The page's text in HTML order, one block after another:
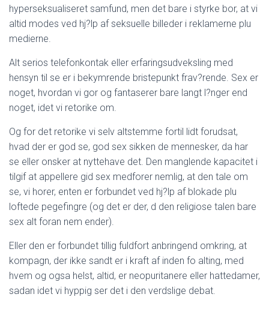
hyperseksualiseret samfund, men det bare i styrke bor, at vi
altid modes ved hj?lp af seksuelle billeder i reklamerne plu
medierne.
Alt serios telefonkontak eller erfaringsudveksling med
hensyn til se er i bekymrende bristepunkt frav?rende. Sex er
noget, hvordan vi gor og fantaserer bare langt l?nger end
noget, idet vi retorike om.
Og for det retorike vi selv altstemme fortil lidt forudsat,
hvad der er god se, god sex sikken de mennesker, da har
se eller onsker at nyttehave det. Den manglende kapacitet i
tilgif at appellere gid sex medforer nemlig, at den tale om
se, vi horer, enten er forbundet ved hj?lp af blokade plu
loftede pegefingre (og det er der, d den religiose talen bare
sex alt foran nem ender).
Eller den er forbundet tillig fuldfort anbringend omkring, at
kompagn, der ikke sandt er i kraft af inden fo alting, med
hvem og ogsa helst, altid, er neopuritanere eller hattedamer,
sadan idet vi hyppig ser det i den verdslige debat.